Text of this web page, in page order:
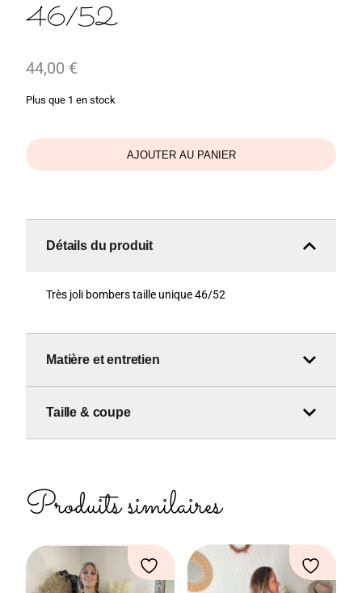
46/52
44,00 €
Plus que 1 en stock
AJOUTER AU PANIER
Détails du produit
Très joli bombers taille unique 46/52
Matière et entretien
Taille & coupe
Produits similaires